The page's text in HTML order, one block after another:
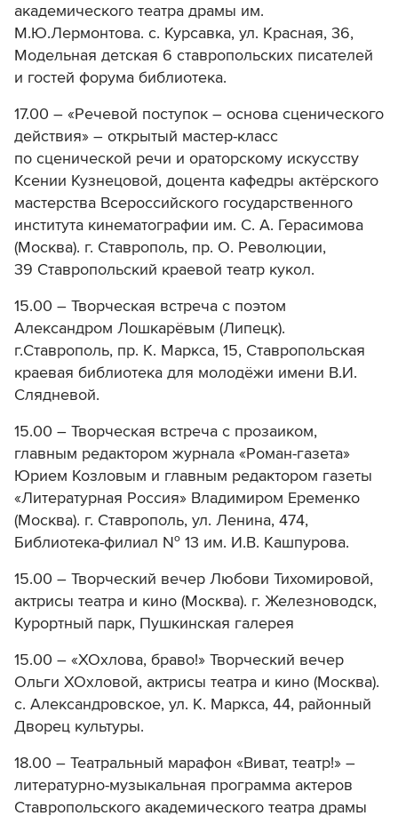
академического театра драмы им.
М.Ю.Лермонтова. с. Курсавка, ул. Красная, 36,
Модельная детская 6 ставропольских писателей
и гостей форума библиотека.
17.00 – «Речевой поступок – основа сценического
действия» – открытый мастер-класс
по сценической речи и ораторскому искусству
Ксении Кузнецовой, доцента кафедры актёрского
мастерства Всероссийского государственного
института кинематографии им. С. А. Герасимова
(Москва). г. Ставрополь, пр. О. Революции,
39 Ставропольский краевой театр кукол.
15.00 – Творческая встреча с поэтом
Александром Лошкарёвым (Липецк).
г.Ставрополь, пр. К. Маркса, 15, Ставропольская
краевая библиотека для молодёжи имени В.И.
Слядневой.
15.00 – Творческая встреча с прозаиком,
главным редактором журнала «Роман-газета»
Юрием Козловым и главным редактором газеты
«Литературная Россия» Владимиром Еременко
(Москва). г. Ставрополь, ул. Ленина, 474,
Библиотека-филиал № 13 им. И.В. Кашпурова.
15.00 – Творческий вечер Любови Тихомировой,
актрисы театра и кино (Москва). г. Железноводск,
Курортный парк, Пушкинская галерея
15.00 – «ХОхлова, браво!» Творческий вечер
Ольги ХОхловой, актрисы театра и кино (Москва).
с. Александровское, ул. К. Маркса, 44, районный
Дворец культуры.
18.00 – Театральный марафон «Виват, театр!» –
литературно-музыкальная программа актеров
Ставропольского академического театра драмы